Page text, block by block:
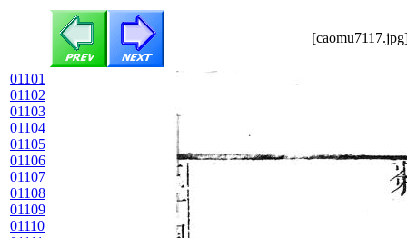
01101
01102
01103
01104
01105
01106
01107
01108
01109
01110